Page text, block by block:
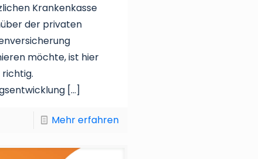
Krankenkasse
der privaten
möchte, ist hier
[…]
Mehr erfahren